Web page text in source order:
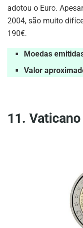
adotou o Euro.
2004, são muito
190€.
Moedas
Valor
11.